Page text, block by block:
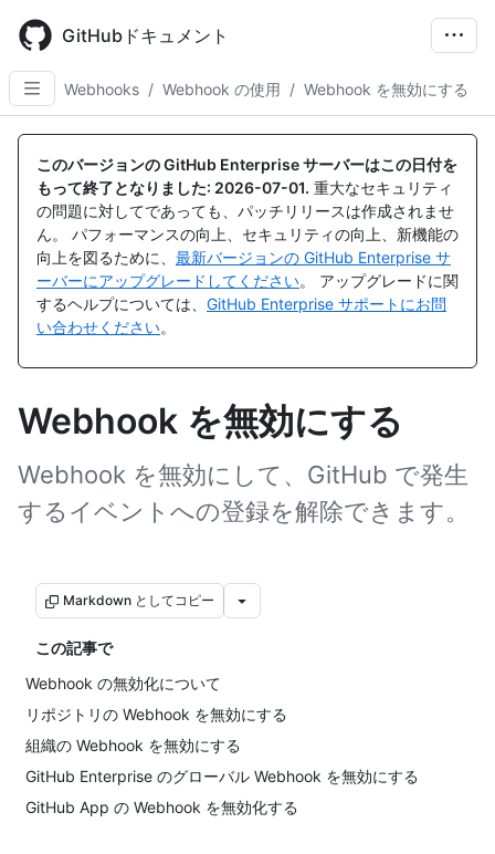
main
content
GitHubドキュメント
Webhooks / Webhook の使用 / Webhook を無効にする
このバージョンの GitHub Enterprise サーバーはこの日付を
もって終了となりました: 2026-07-01. 重大なセキュリティ
の問題に対してであっても、パッチリリースは作成されませ
ん。 パフォーマンスの向上、セキュリティの向上、新機能の
向上を図るために、 最新バージョンの GitHub Enterprise サ
ーバーにアップグレードしてください。 アップグレードに関
するヘルプについては、 GitHub Enterprise サポートにお問
い合わせください。
Webhook を無効にする
Webhook を無効にして、GitHub で発生
するイベントへの登録を解除できます。
Markdown としてコピー
この記事で
Webhook の無効化について
リポジトリの Webhook を無効にする
組織の Webhook を無効にする
GitHub Enterprise のグローバル Webhook を無効にする
GitHub App の Webhook を無効化する